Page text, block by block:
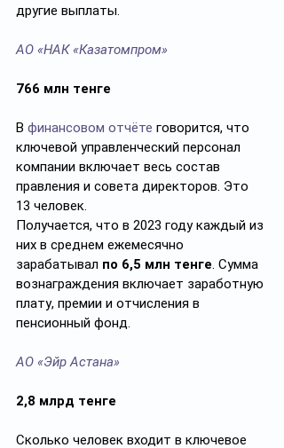
другие выплаты.
АО «НАК «Казатомпром»
766 млн тенге
В финансовом отчёте говорится, что
ключевой управленческий персонал
компании включает весь состав
правления и совета директоров. Это
13 человек.
Получается, что в 2023 году каждый из
них в среднем ежемесячно
зарабатывал по 6,5 млн тенге. Сумма
вознаграждения включает заработную
плату, премии и отчисления в
пенсионный фонд.
АО «Эйр Астана»
2,8 млрд тенге
Сколько человек входит в ключевое